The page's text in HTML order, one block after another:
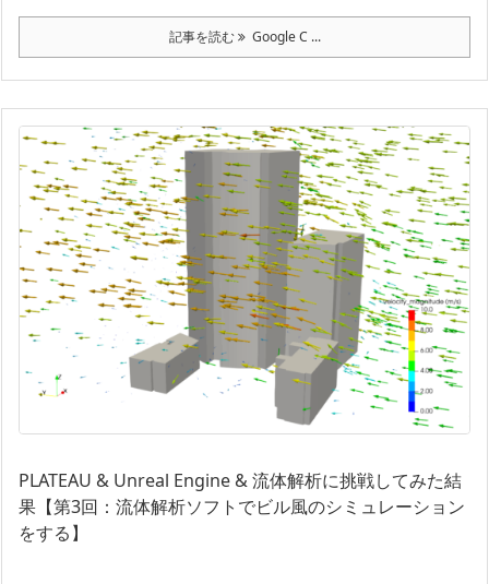
記事を読む Google C ...
PLATEAU & Unreal Engine & 流体解析に挑戦してみた結
果【第3回：流体解析ソフトでビル風のシミュレーション
をする】